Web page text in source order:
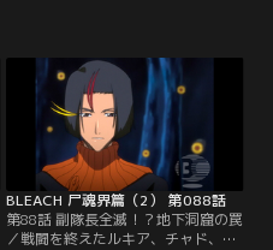
一緒に現世に来た吉良達とはぐれて
しまった乱菊が、偶然チャドの姿を
見つけて近づいてきたのだ。まった
く緊張感のない乱菊は目の前にいる
老人・沢渡がバウントだと言われて
も信用しない…。【提供：バンダイ
チャンネル】
BLEACH 尸魂界篇（2） 第088話
第88話 副隊長全滅！？地下洞窟の罠
／戦闘を終えたルキア、チャド、織